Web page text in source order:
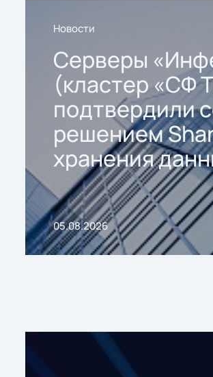
Новости
Серверы
(кластер «СФ
подтвердили
решением
хранения
05.08.2026